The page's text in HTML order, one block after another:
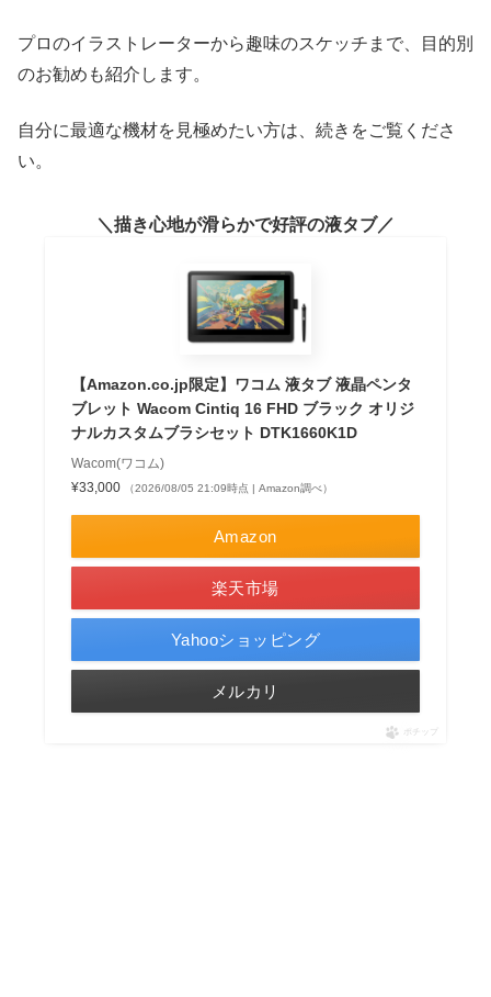
プロのイラストレーターから趣味のスケッチまで、目的別
のお勧めも紹介します。
自分に最適な機材を見極めたい方は、続きをご覧くださ
い。
描き心地が滑らかで好評の液タブ
【Amazon.co.jp限定】ワコム 液タブ 液晶ペンタ
ブレット Wacom Cintiq 16 FHD ブラック オリジ
ナルカスタムブラシセット DTK1660K1D
Wacom(ワコム)
¥33,000
（2026/08/05 21:09時点 | Amazon調べ）
Amazon
楽天市場
Yahooショッピング
メルカリ
ポチップ